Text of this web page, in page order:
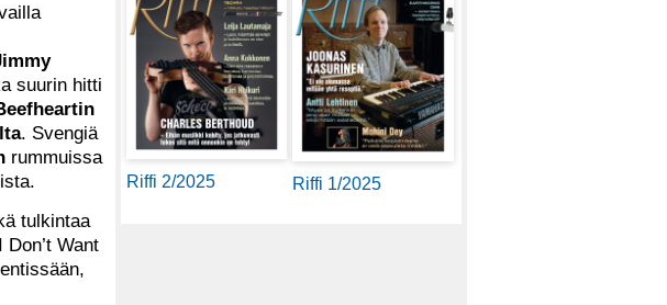
suurin hitti
. Svengiä
rummuissa
tulkintaa
Want
Riffi 2/2025 Riffi 1/2025